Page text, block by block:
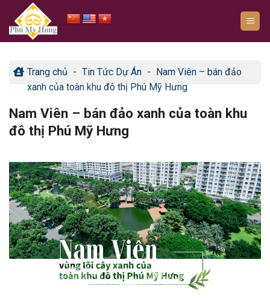
nội
Trang chủ - Tin Tức Dự Án - Nam Viên – bán đảo
xanh của toàn khu đô thị Phú Mỹ Hưng
Nam Viên – bán đảo xanh của toàn khu
đô thị Phú Mỹ Hưng